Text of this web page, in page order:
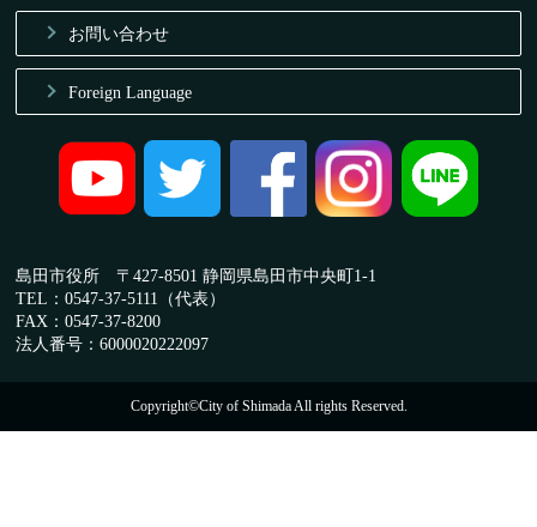
お問い合わせ
Foreign Language
島田市役所 〒427-8501 静岡県島田市中央町1-1
TEL：0547-37-5111（代表）
FAX：0547-37-8200
法人番号：6000020222097
Copyright©City of Shimada All rights Reserved.